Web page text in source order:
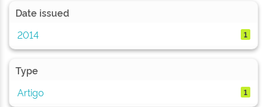
Date issued
2014
1
Type
Artigo
1